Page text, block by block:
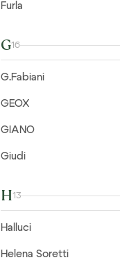
Furla
G16
G.Fabiani
GEOX
GIANO
Giudi
H13
Halluci
Helena Soretti